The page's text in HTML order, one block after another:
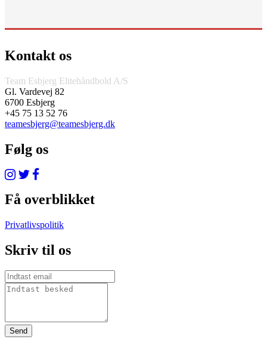
Kontakt os
Team Esbjerg Elitehåndbold A/S
Gl. Vardevej 82
6700 Esbjerg
+45 75 13 52 76
teamesbjerg@teamesbjerg.dk
Følg os
Få overblikket
Privatlivspolitik
Skriv til os